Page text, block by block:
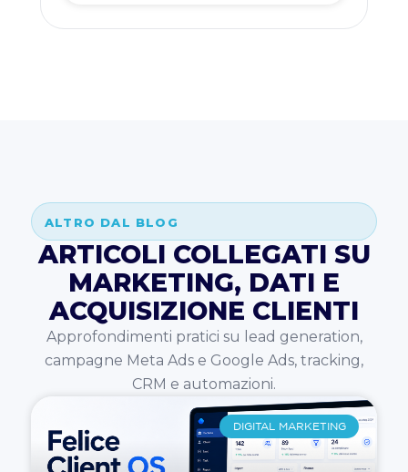
ALTRO DAL BLOG
ARTICOLI COLLEGATI SU
MARKETING, DATI E
ACQUISIZIONE CLIENTI
Approfondimenti pratici su lead generation,
campagne Meta Ads e Google Ads, tracking,
CRM e automazioni.
DIGITAL MARKETING